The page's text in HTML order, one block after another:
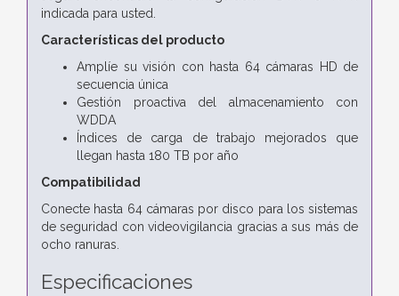
indicada para usted.
Características del producto
Amplíe su visión con hasta 64 cámaras HD de
secuencia única
Gestión proactiva del almacenamiento con
WDDA
Índices de carga de trabajo mejorados que
llegan hasta 180 TB por año
Compatibilidad
Conecte hasta 64 cámaras por disco para los sistemas
de seguridad con videovigilancia gracias a sus más de
ocho ranuras.
Especificaciones